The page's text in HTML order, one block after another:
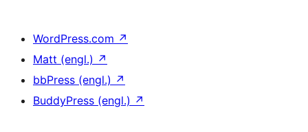
WordPress.com ↗
Matt (engl.) ↗
bbPress (engl.) ↗
BuddyPress (engl.) ↗